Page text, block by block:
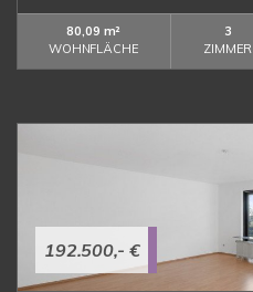
80,09 m²
WOHNFLÄCHE
3
ZIMMER
192.500,- €